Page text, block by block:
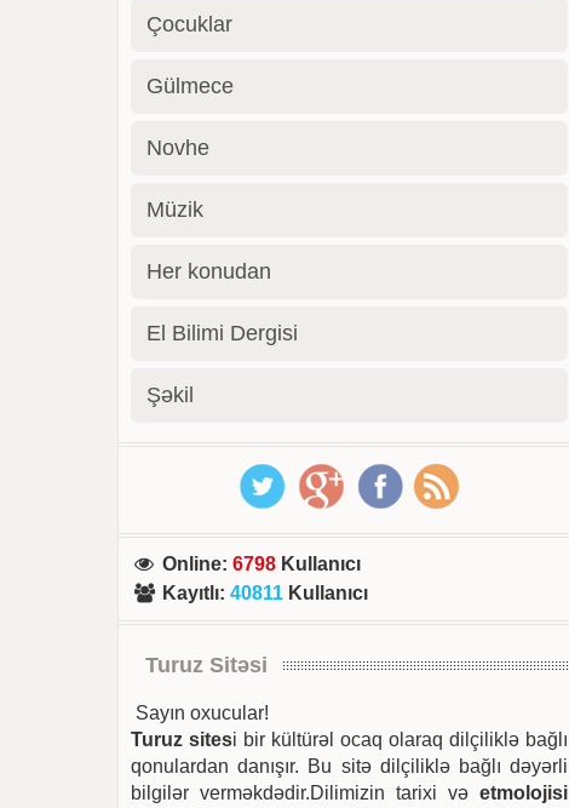
Çocuklar
Gülmece
Novhe
Müzik
Her konudan
El Bilimi Dergisi
Şəkil
Online:6798 Kullanıcı
Kayıtlı:40811 Kullanıcı
Turuz Sitəsi
Sayın oxucular!
Turuz sitesi bir kültürəl ocaq olaraq dilçiliklə bağlı
qonulardan danışır. Bu sitə dilçiliklə bağlı dəyərli
bilgilər verməkdədir.Dilimizin tarixi vəetmolojisi